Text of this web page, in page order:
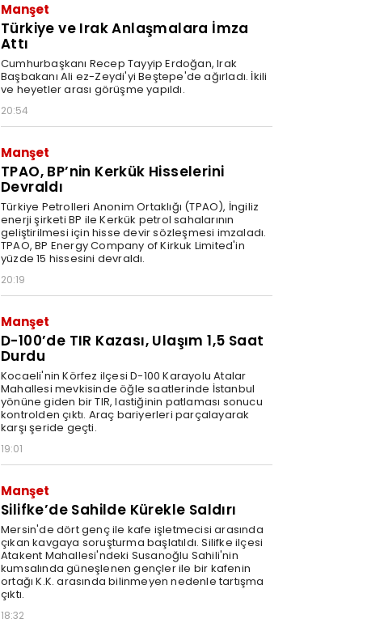
Manşet
Türkiye ve Irak Anlaşmalara İmza
Attı
Cumhurbaşkanı Recep Tayyip Erdoğan, Irak
Başbakanı Ali ez-Zeydi'yi Beştepe'de ağırladı. İkili
ve heyetler arası görüşme yapıldı.
20:54
Manşet
TPAO, BP’nin Kerkük Hisselerini
Devraldı
Türkiye Petrolleri Anonim Ortaklığı (TPAO), İngiliz
enerji şirketi BP ile Kerkük petrol sahalarının
geliştirilmesi için hisse devir sözleşmesi imzaladı.
TPAO, BP Energy Company of Kirkuk Limited'in
yüzde 15 hissesini devraldı.
20:19
Manşet
D-100’de TIR Kazası, Ulaşım 1,5 Saat
Durdu
Kocaeli'nin Körfez ilçesi D-100 Karayolu Atalar
Mahallesi mevkisinde öğle saatlerinde İstanbul
yönüne giden bir TIR, lastiğinin patlaması sonucu
kontrolden çıktı. Araç bariyerleri parçalayarak
karşı şeride geçti.
19:01
Manşet
Silifke’de Sahilde Kürekle Saldırı
Mersin'de dört genç ile kafe işletmecisi arasında
çıkan kavgaya soruşturma başlatıldı. Silifke ilçesi
Atakent Mahallesi'ndeki Susanoğlu Sahili'nin
kumsalında güneşlenen gençler ile bir kafenin
ortağı K.K. arasında bilinmeyen nedenle tartışma
çıktı.
18:32